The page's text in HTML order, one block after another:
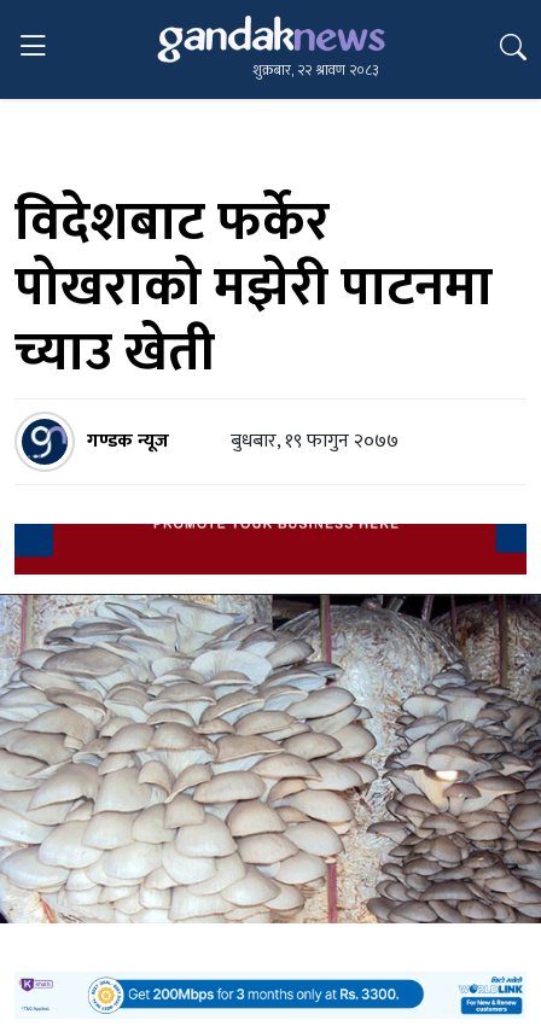
शुक्रबार, २२ श्रावण २०८३
विदेशबाट फर्केर
पोखराको मझेरी पाटनमा
च्याउ खेती
गण्डक न्यूज बुधबार, १९ फागुन २०७७